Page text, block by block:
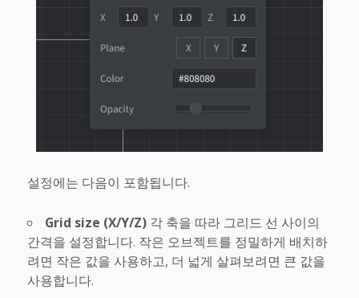
설정에는 다음이 포함됩니다.
Grid size (X/Y/Z) 각 축을 따라 그리드 선 사이의
간격을 설정합니다. 작은 오브젝트를 정밀하게 배치하
려면 작은 값을 사용하고, 더 넓게 살펴보려면 큰 값을
사용합니다.